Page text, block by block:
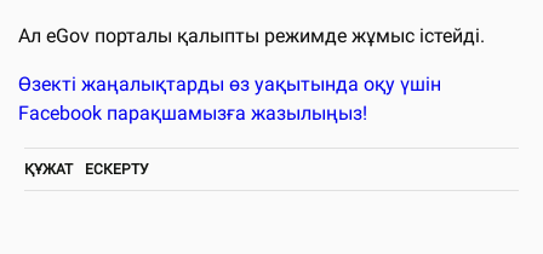
Ал eGov порталы қалыпты режимде жұмыс істейді.
Өзекті жаңалықтарды өз уақытында оқу үшін
Facebook парақшамызға жазылыңыз!
ҚҰЖАТ ЕСКЕРТУ